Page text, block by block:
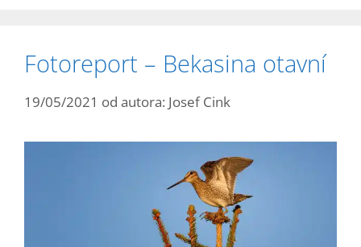
Fotoreport – Bekasina otavní
19/05/2021 od autora: Josef Cink